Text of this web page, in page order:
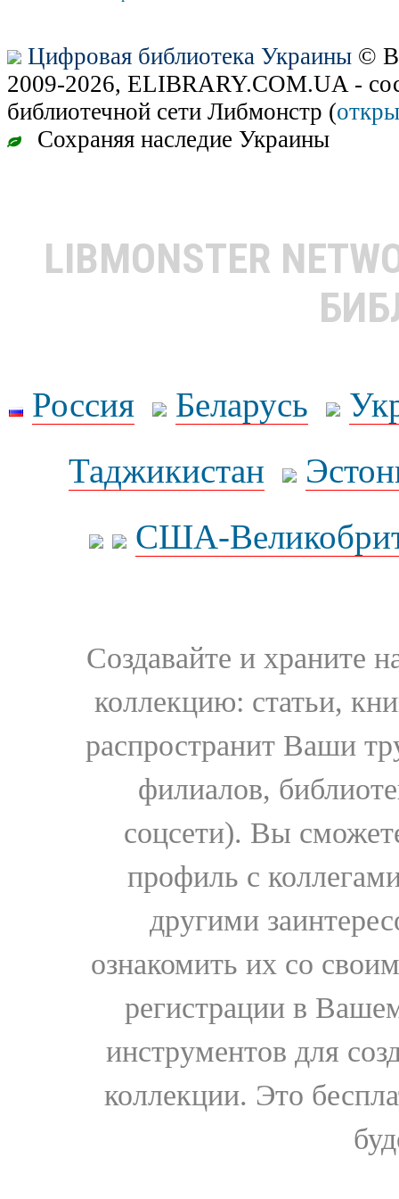
Цифровая библиотека Украины ©
2009-2026, ELIBRARY.COM.UA -
библиотечной сети Либмонстр (
Сохраняя наследие Украины
LIBMONSTER
Россия Беларусь
Таджикистан
США-
Создавайте и храните
коллекцию: статьи,
распространит Ваши
филиалов,
соцсети). Вы
профиль с
другими
ознакомить их со
регистрации в
инструментов для
коллекции. Это